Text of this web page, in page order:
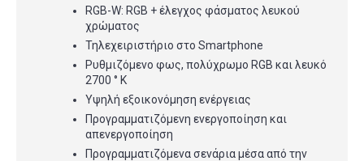
RGB-W: RGB + έλεγχος φάσματος λευκού
χρώματος
Τηλεχειριστήριο στο Smartphone
Ρυθμιζόμενο φως, πολύχρωμο RGB και λευκό
2700 ° K
Υψηλή εξοικονόμηση ενέργειας
Προγραμματιζόμενη ενεργοποίηση και
απενεργοποίηση
Προγραμματιζόμενα σενάρια μέσα από την